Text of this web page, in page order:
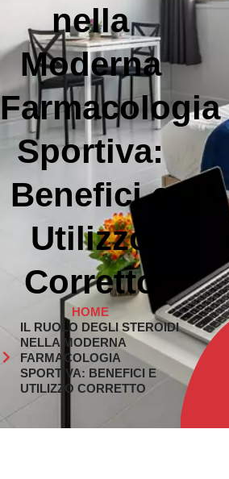
nella
Moderna
Farmacologia
Sportiva:
Benefici e
Utilizzo
Corretto
HOME
IL RUOLO DEGLI STEROIDI
NELLA MODERNA
FARMACOLOGIA
SPORTIVA: BENEFICI E
UTILIZZO CORRETTO